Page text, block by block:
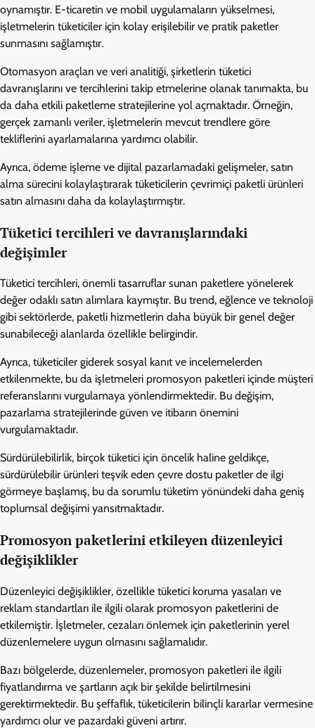
oynamıştır. E-ticaretin ve mobil uygulamaların yükselmesi,
işletmelerin tüketiciler için kolay erişilebilir ve pratik paketler
sunmasını sağlamıştır.
Otomasyon araçları ve veri analitiği, şirketlerin tüketici
davranışlarını ve tercihlerini takip etmelerine olanak tanımakta, bu
da daha etkili paketleme stratejilerine yol açmaktadır. Örneğin,
gerçek zamanlı veriler, işletmelerin mevcut trendlere göre
tekliflerini ayarlamalarına yardımcı olabilir.
Ayrıca, ödeme işleme ve dijital pazarlamadaki gelişmeler, satın
alma sürecini kolaylaştırarak tüketicilerin çevrimiçi paketli ürünleri
satın almasını daha da kolaylaştırmıştır.
Tüketici tercihleri ve davranışlarındaki
değişimler
Tüketici tercihleri, önemli tasarruflar sunan paketlere yönelerek
değer odaklı satın alımlara kaymıştır. Bu trend, eğlence ve teknoloji
gibi sektörlerde, paketli hizmetlerin daha büyük bir genel değer
sunabileceği alanlarda özellikle belirgindir.
Ayrıca, tüketiciler giderek sosyal kanıt ve incelemelerden
etkilenmekte, bu da işletmeleri promosyon paketleri içinde müşteri
referanslarını vurgulamaya yönlendirmektedir. Bu değişim,
pazarlama stratejilerinde güven ve itibarın önemini
vurgulamaktadır.
Sürdürülebilirlik, birçok tüketici için öncelik haline geldikçe,
sürdürülebilir ürünleri teşvik eden çevre dostu paketler de ilgi
görmeye başlamış, bu da sorumlu tüketim yönündeki daha geniş
toplumsal değişimi yansıtmaktadır.
Promosyon paketlerini etkileyen düzenleyici
değişiklikler
Düzenleyici değişiklikler, özellikle tüketici koruma yasaları ve
reklam standartları ile ilgili olarak promosyon paketlerini de
etkilemiştir. İşletmeler, cezaları önlemek için paketlerinin yerel
düzenlemelere uygun olmasını sağlamalıdır.
Bazı bölgelerde, düzenlemeler, promosyon paketleri ile ilgili
fiyatlandırma ve şartların açık bir şekilde belirtilmesini
gerektirmektedir. Bu şeffaflık, tüketicilerin bilinçli kararlar vermesine
yardımcı olur ve pazardaki güveni artırır.